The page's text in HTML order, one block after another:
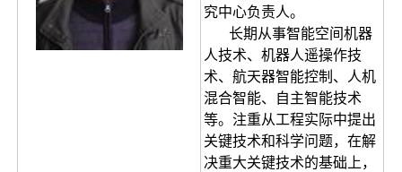
究中心负责人。
长期从事智能空间机器
人技术、机器人遥操作技
术、航天器智能控制、人机
混合智能、自主智能技术
等。注重从工程实际中提出
关键技术和科学问题，在解
决重大关键技术的基础上，